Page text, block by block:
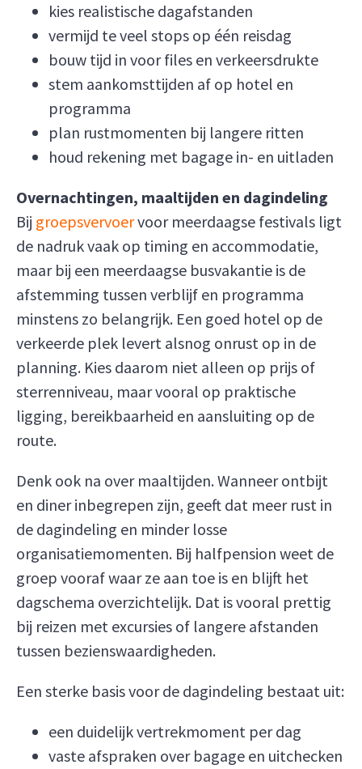
kies realistische dagafstanden
vermijd te veel stops op één reisdag
bouw tijd in voor files en verkeersdrukte
stem aankomsttijden af op hotel en
programma
plan rustmomenten bij langere ritten
houd rekening met bagage in- en uitladen
Overnachtingen, maaltijden en dagindeling
Bij groepsvervoervoor meerdaagse festivals ligt
de nadruk vaak op timing en accommodatie,
maar bij een meerdaagse busvakantie is de
afstemming tussen verblijf en programma
minstens zo belangrijk. Een goed hotel op de
verkeerde plek levert alsnog onrust op in de
planning. Kies daarom niet alleen op prijs of
sterrenniveau, maar vooral op praktische
ligging, bereikbaarheid en aansluiting op de
route.
Denk ook na over maaltijden. Wanneer ontbijt
en diner inbegrepen zijn, geeft dat meer rust in
de dagindeling en minder losse
organisatiemomenten. Bij halfpension weet de
groep vooraf waar ze aan toe is en blijft het
dagschema overzichtelijk. Dat is vooral prettig
bij reizen met excursies of langere afstanden
tussen bezienswaardigheden.
Een sterke basis voor de dagindeling bestaat uit:
een duidelijk vertrekmoment per dag
vaste afspraken over bagage en uitchecken